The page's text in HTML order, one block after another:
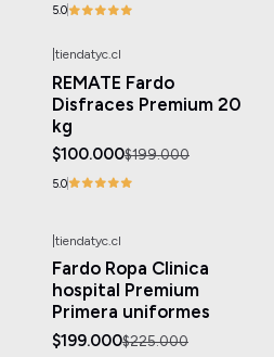
5.0
tiendatyc.cl
REMATE Fardo
Disfraces Premium 20
kg
$100.000$199.000
5.0
tiendatyc.cl
Fardo Ropa Clinica
hospital Premium
Primera uniformes
$199.000$225.000